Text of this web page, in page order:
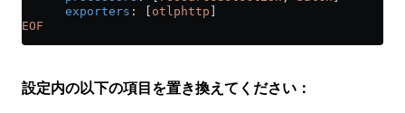
      exporters
: [ otlphttp
EOF
設定内の以下の項目を置き換えてください：